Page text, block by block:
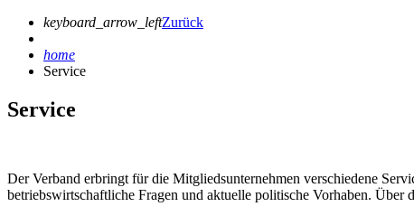
keyboard_arrow_leftZurück
home
Service
Service
Der Verband erbringt für die Mitgliedsunternehmen verschiedene
betriebswirtschaftliche Fragen und aktuelle politische Vorhaben. Über